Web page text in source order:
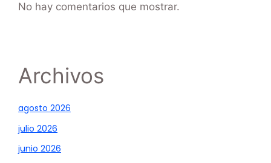
No hay comentarios que mostrar.
Archivos
agosto 2026
julio 2026
junio 2026